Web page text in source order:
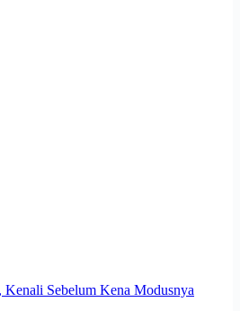
Sebelum Kena Modusnya